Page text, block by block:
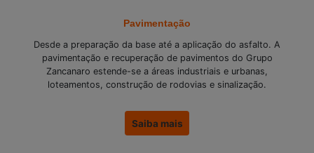
Pavimentação
Desde a preparação da base até a aplicação do asfalto. A
pavimentação e recuperação de pavimentos do Grupo
Zancanaro estende-se a áreas industriais e urbanas,
loteamentos, construção de rodovias e sinalização.
Saiba mais